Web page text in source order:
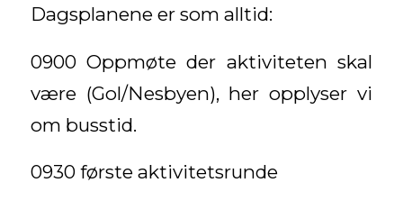
Dagsplanene er som alltid:
0900 Oppmøte der aktiviteten skal
være (Gol/Nesbyen), her opplyser vi
om busstid.
0930 første aktivitetsrunde